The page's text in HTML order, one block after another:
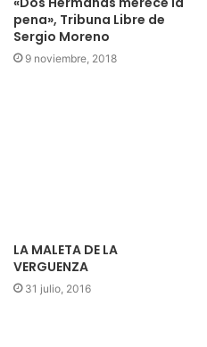
pena», Tribuna Libre de
Sergio Moreno
9 noviembre, 2018
LA MALETA DE LA
VERGUENZA
31 julio, 2016